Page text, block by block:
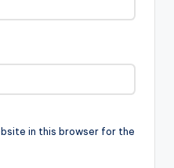
in this browser for the